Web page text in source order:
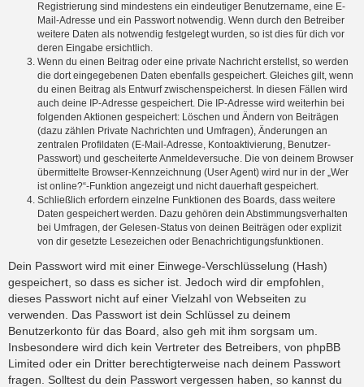
Registrierung sind mindestens ein eindeutiger Benutzername, eine E-
Mail-Adresse und ein Passwort notwendig. Wenn durch den Betreiber
weitere Daten als notwendig festgelegt wurden, so ist dies für dich vor
deren Eingabe ersichtlich.
Wenn du einen Beitrag oder eine private Nachricht erstellst, so werden
die dort eingegebenen Daten ebenfalls gespeichert. Gleiches gilt, wenn
du einen Beitrag als Entwurf zwischenspeicherst. In diesen Fällen wird
auch deine IP-Adresse gespeichert. Die IP-Adresse wird weiterhin bei
folgenden Aktionen gespeichert: Löschen und Ändern von Beiträgen
(dazu zählen Private Nachrichten und Umfragen), Änderungen an
zentralen Profildaten (E-Mail-Adresse, Kontoaktivierung, Benutzer-
Passwort) und gescheiterte Anmeldeversuche. Die von deinem Browser
übermittelte Browser-Kennzeichnung (User Agent) wird nur in der „Wer
ist online?“-Funktion angezeigt und nicht dauerhaft gespeichert.
Schließlich erfordern einzelne Funktionen des Boards, dass weitere
Daten gespeichert werden. Dazu gehören dein Abstimmungsverhalten
bei Umfragen, der Gelesen-Status von deinen Beiträgen oder explizit
von dir gesetzte Lesezeichen oder Benachrichtigungsfunktionen.
Dein Passwort wird mit einer Einwege-Verschlüsselung (Hash)
gespeichert, so dass es sicher ist. Jedoch wird dir empfohlen,
dieses Passwort nicht auf einer Vielzahl von Webseiten zu
verwenden. Das Passwort ist dein Schlüssel zu deinem
Benutzerkonto für das Board, also geh mit ihm sorgsam um.
Insbesondere wird dich kein Vertreter des Betreibers, von phpBB
Limited oder ein Dritter berechtigterweise nach deinem Passwort
fragen. Solltest du dein Passwort vergessen haben, so kannst du